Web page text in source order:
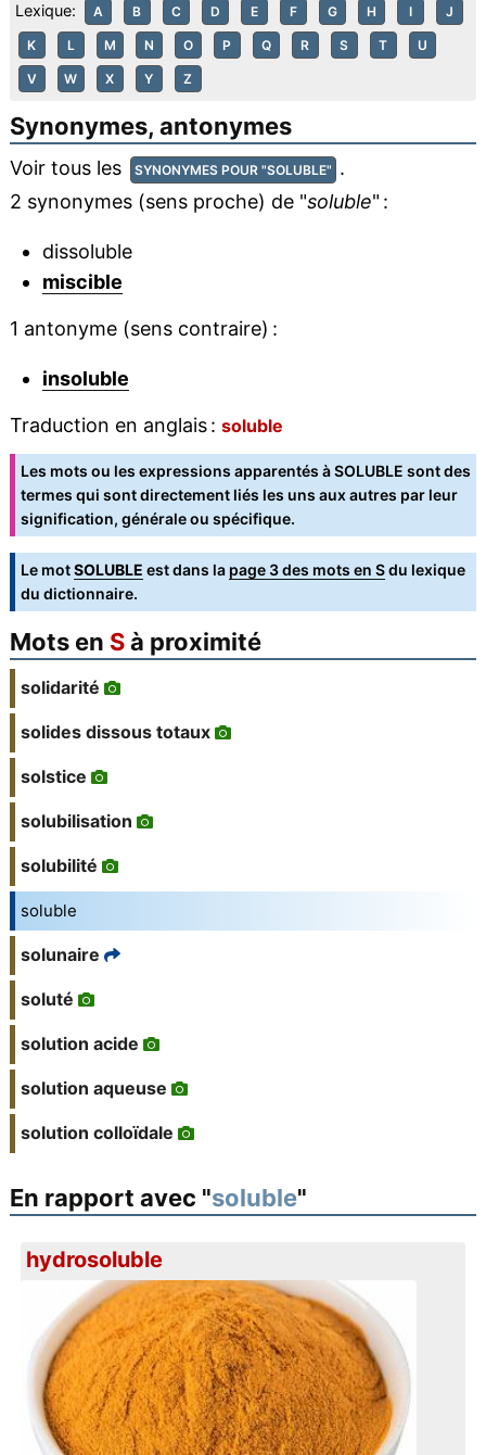
Lexique: A B C D E F G H I J
K L M N O P Q R S T U
V W X Y Z
Synonymes, antonymes
Voir tous les SYNONYMES POUR "SOLUBLE" .
2 synonymes (sens proche) de "soluble" :
dissoluble
miscible
1 antonyme (sens contraire) :
insoluble
Traduction en anglais : soluble
Les mots ou les expressions apparentés à SOLUBLE sont des
termes qui sont directement liés les uns aux autres par leur
signification, générale ou spécifique.
Le motSOLUBLE est dans la page 3 des mots en Sdu lexique
du dictionnaire.
Mots en Sà proximité
solidarité
solides dissous totaux
solstice
solubilisation
solubilité
soluble
solunaire
soluté
solution acide
solution aqueuse
solution colloïdale
En rapport avec "soluble"
hydrosoluble